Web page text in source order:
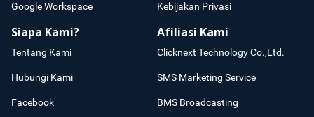
Google Workspace Kebijakan Privasi
Siapa Kami?
Tentang Kami
Hubungi Kami
Facebook
Afiliasi Kami
Clicknext Technology Co.,Ltd.
SMS Marketing Service
BMS Broadcasting